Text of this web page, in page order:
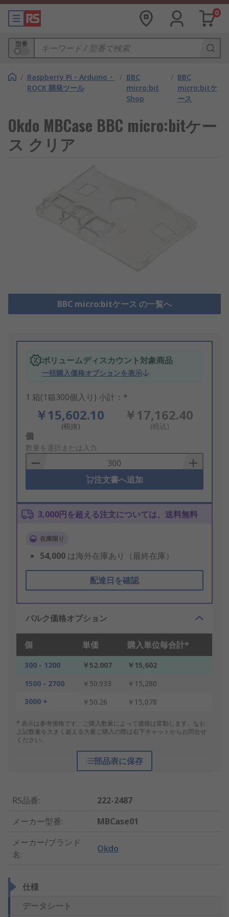
0
型番
/ Raspberry Pi・Arduino・
ROCK 開発ツール
/ BBC
micro:bit
Shop
/ BBC
micro:bitケ
ース
Okdo MBCase BBC micro:bitケー
ス クリア
BBC micro:bitケース の一覧へ
ボリュームディスカウント対象商品
一括購入価格オプションを表示
1 箱(1箱300個入り) 小計：*
￥15,602.10
(税抜)
￥17,162.40
(税込)
Add
to
Basket
個
数量を選択または入力
注文書へ追加
3,000円を超える注文については、送料無料
在庫限り
54,000 は海外在庫あり（最終在庫）
配達日を確認
バルク価格オプション
個 単価 購入単位毎合計*
300 - 1200 ￥52.007
￥15,602
1500 - 2700
￥50.933
￥15,280
3000 +
￥50.26 ￥15,078
* 表示は参考価格です。ご購入数量によって価格は変動します。なお、
上記数量を大きく超える大量ご購入の際は右下チャットからお問合せ
ください。
部品表に保存
RS品番:
222-2487
メーカー型番:
MBCase01
メーカー/ブランド
名:
Okdo
仕様
データシート